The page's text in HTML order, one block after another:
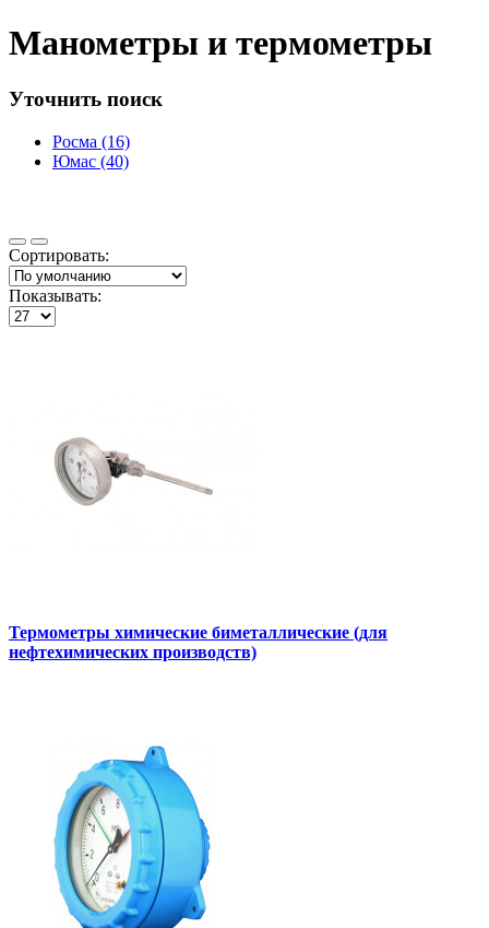
Манометры и термометры
Уточнить поиск
Росма (16)
Юмас (40)
Сортировать:
Показывать:
Термометры химические биметаллические (для
нефтехимических производств)